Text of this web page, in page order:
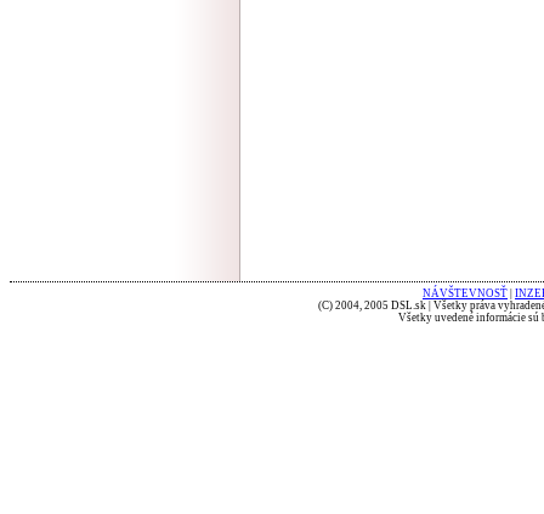
NÁVŠTEVNOSŤ
(C) 2004, 2005 DSL.sk | Všetky práva
Všetky uvedené informácie sú